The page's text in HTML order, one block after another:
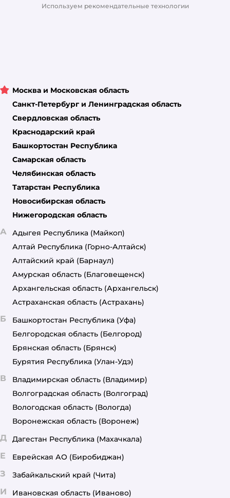
Используем рекомендательные технологии
Москва и Московская область
Санкт-Петербург и Ленинградская область
Свердловская область
Краснодарский край
Башкортостан Республика
Самарская область
Челябинская область
Татарстан Республика
Новосибирская область
Нижегородская область
А Адыгея Республика (Майкоп)
Алтай Республика (Горно-Алтайск)
Алтайский край (Барнаул)
Амурская область (Благовещенск)
Архангельская область (Архангельск)
Астраханская область (Астрахань)
Б Башкортостан Республика (Уфа)
Белгородская область (Белгород)
Брянская область (Брянск)
Бурятия Республика (Улан-Удэ)
В Владимирская область (Владимир)
Волгоградская область (Волгоград)
Вологодская область (Вологда)
Воронежская область (Воронеж)
Д Дагестан Республика (Махачкала)
Е Еврейская АО (Биробиджан)
З Забайкальский край (Чита)
И Ивановская область (Иваново)